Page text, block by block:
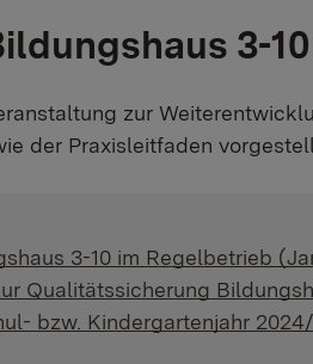
3-
zur
der Praxisleitfaden
3-10 im Regelbetrieb
Qualitätssicherung
bzw. Kindergartenjahr